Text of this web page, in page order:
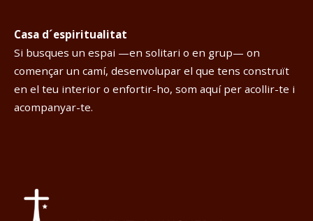
Casa d´espiritualitat
Si busques un espai —en solitari o en grup— on
començar un camí, desenvolupar el que tens construït
en el teu interior o enfortir-ho, som aquí per acollir-te i
acompanyar-te.